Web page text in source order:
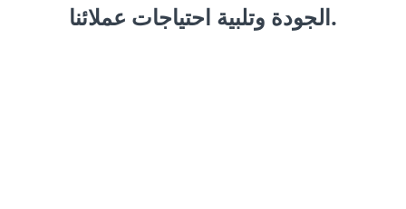
الجودة وتلبية احتياجات عملائنا.